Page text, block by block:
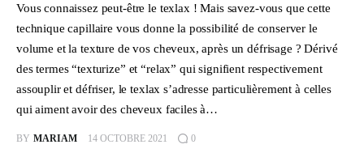
Vous connaissez peut-être le texlax ! Mais savez-vous que cette
technique capillaire vous donne la possibilité de conserver le
volume et la texture de vos cheveux, après un défrisage ? Dérivé
des termes “texturize” et “relax” qui signifient respectivement
assouplir et défriser, le texlax s’adresse particulièrement à celles
qui aiment avoir des cheveux faciles à…
BY MARIAM 14 OCTOBRE 2021 0